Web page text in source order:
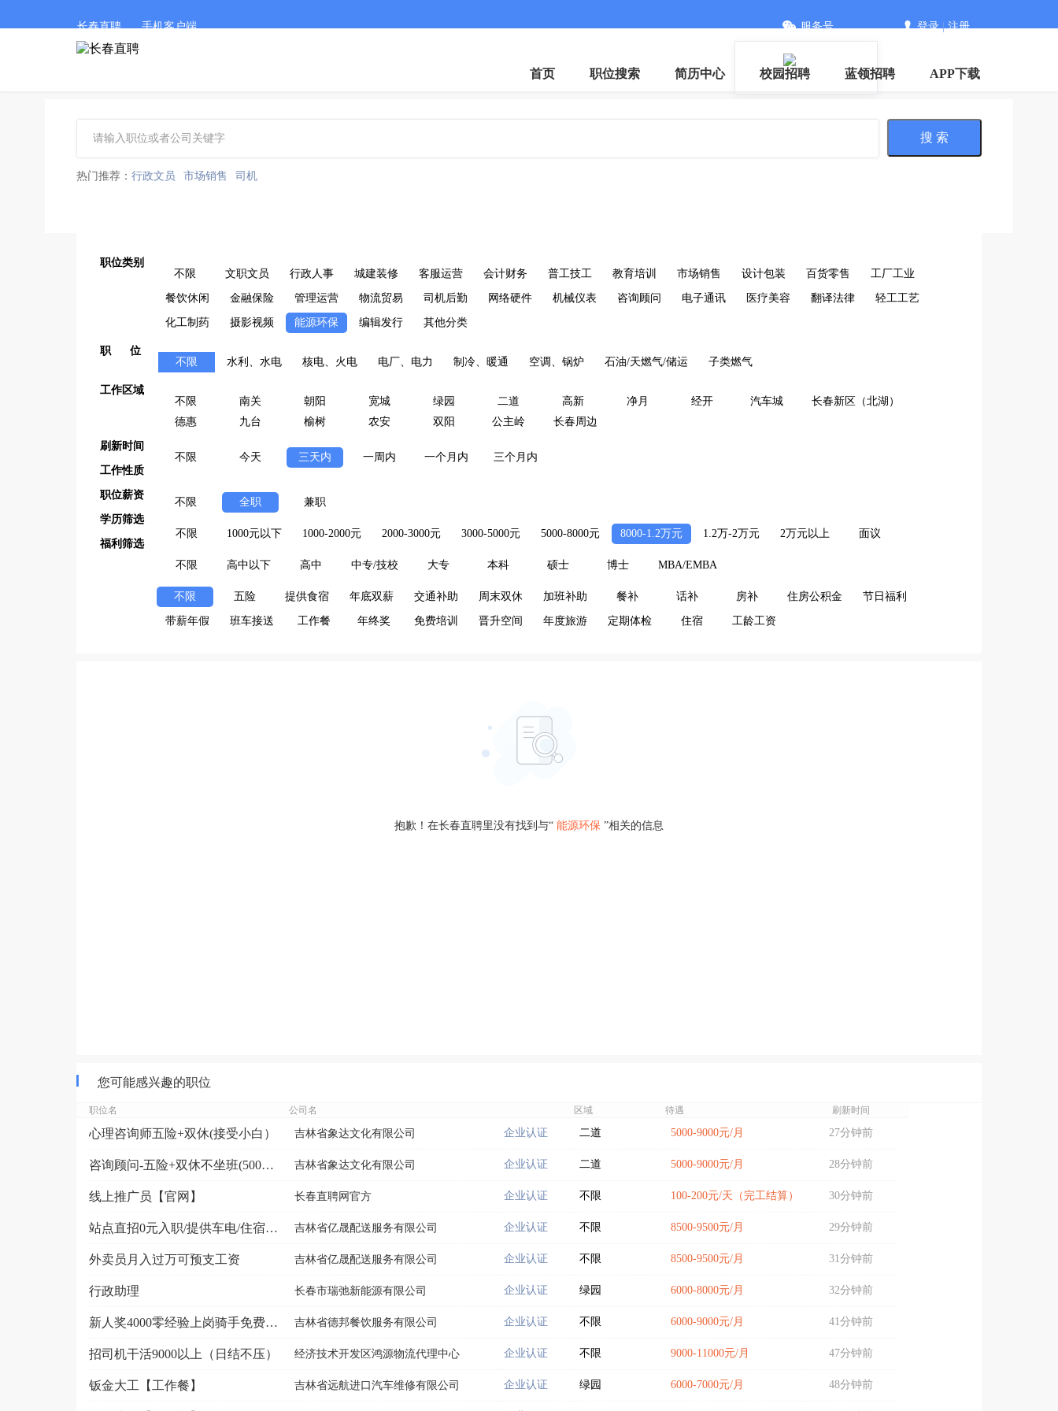
长春直聘 手机客户端 服务号 登录|注册
首页 职位搜索 简历中心 校园招聘 蓝领招聘 APP下载
搜 索
热门推荐： 行政文员 市场销售 司机
职位类别
不限
文职文员 行政人事 城建装修 客服运营 会计财务 普工技工 教育培训 市场销售 设计包装 百货零售 工厂工业
餐饮休闲 金融保险 管理运营 物流贸易 司机后勤 网络硬件 机械仪表 咨询顾问 电子通讯 医疗美容 翻译法律 轻工工艺
化工制药 摄影视频 能源环保 编辑发行 其他分类
职 位
不限
水利、水电 核电、火电 电厂、电力 制冷、暖通 空调、锅炉 石油/天燃气/储运 子类燃气
工作区域
不限
南关 朝阳 宽城 绿园 二道 高新 净月 经开 汽车城
长春新区（北湖）
德惠
九台 榆树 农安 双阳 公主岭 长春周边
刷新时间
不限
今天 三天内 一周内 一个月内
三个月内
工作性质
不限 全职 兼职
职位薪资
不限 1000元以下 1000-2000元 2000-3000元 3000-5000元 5000-8000元 8000-1.2万元 1.2万-2万元 2万元以上 面议
学历筛选
不限 高中以下 高中 中专/技校 大专 本科 硕士 博士 MBA/EMBA
福利筛选
不限 五险 提供食宿 年底双薪 交通补助 周末双休 加班补助 餐补 话补 房补 住房公积金 节日福利
带薪年假 班车接送 工作餐 年终奖 免费培训 晋升空间 年度旅游 定期体检 住宿 工龄工资
抱歉！在长春直聘里没有找到与“ 能源环保 ”相关的信息
您可能感兴趣的职位
职位名 公司名 区域 待遇 刷新时间
心理咨询师五险+双休(接受小白） 吉林省象达文化有限公司 企业认证 二道 5000-9000元/月 27分钟前
咨询顾问-五险+双休不坐班(5000-9000元） 吉林省象达文化有限公司 企业认证 二道 5000-9000元/月 28分钟前
线上推广员【官网】 长春直聘网官方 企业认证 不限 100-200元/天（完工结算） 30分钟前
站点直招0元入职/提供车电/住宿/可预支 吉林省亿晟配送服务有限公司 企业认证 不限 8500-9500元/月 29分钟前
外卖员月入过万可预支工资 吉林省亿晟配送服务有限公司 企业认证 不限 8500-9500元/月 31分钟前
行政助理 长春市瑞弛新能源有限公司 企业认证 绿园 6000-8000元/月 32分钟前
新人奖4000零经验上岗骑手免费用车 吉林省德邦餐饮服务有限公司 企业认证 不限 6000-9000元/月 41分钟前
招司机干活9000以上（日结不压） 经济技术开发区鸿源物流代理中心 企业认证 不限 9000-11000元/月 47分钟前
钣金大工【工作餐】 吉林省远航进口汽车维修有限公司 企业认证 绿园 6000-7000元/月 48分钟前